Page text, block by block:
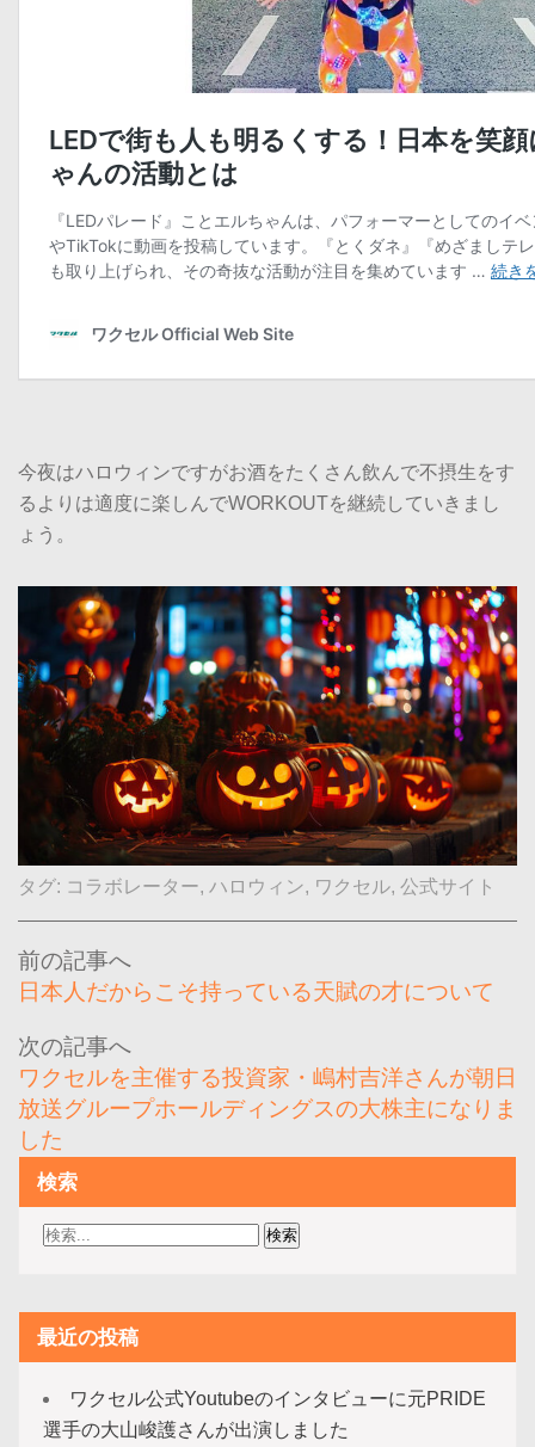
今夜はハロウィンですがお酒をたくさん飲んで不摂生をす
るよりは適度に楽しんでWORKOUTを継続していきまし
ょう。
タグ: コラボレーター, ハロウィン, ワクセル, 公式サイト
投
稿
ビ
ゲ
ー
シ
ョ
ン
日本人だからこそ持っている天賦の才について
ワクセルを主催する投資家・嶋村吉洋さんが朝日
放送グループホールディングスの大株主になりま
した
検索
最近の投稿
ワクセル公式Youtubeのインタビューに元PRIDE
選手の大山峻護さんが出演しました